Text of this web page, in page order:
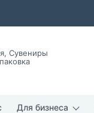
Сувениры
Для бизнеса